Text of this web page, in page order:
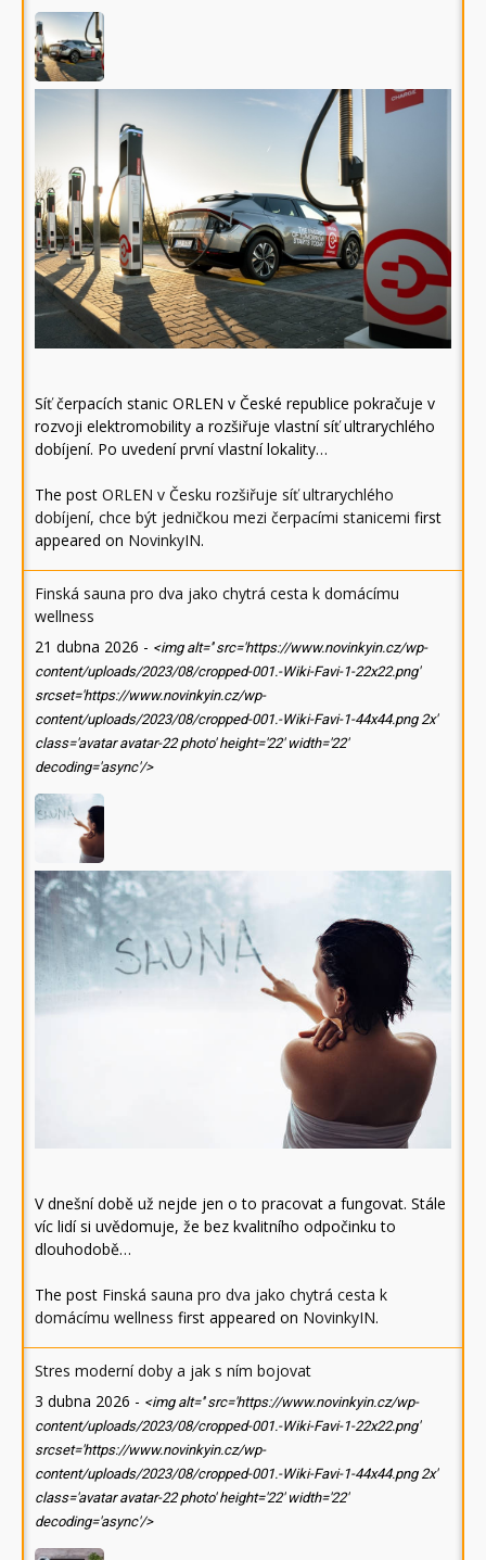
Síť čerpacích stanic ORLEN v České republice pokračuje v
rozvoji elektromobility a rozšiřuje vlastní síť ultrarychlého
dobíjení. Po uvedení první vlastní lokality…
The post ORLEN v Česku rozšiřuje síť ultrarychlého
dobíjení, chce být jedničkou mezi čerpacími stanicemi first
appeared on NovinkyIN.
Finská sauna pro dva jako chytrá cesta k domácímu
wellness
21 dubna 2026 - <img alt='' src='https://www.novinkyin.cz/wp-
content/uploads/2023/08/cropped-001.-Wiki-Favi-1-22x22.png'
srcset='https://www.novinkyin.cz/wp-
content/uploads/2023/08/cropped-001.-Wiki-Favi-1-44x44.png 2x'
class='avatar avatar-22 photo' height='22' width='22'
decoding='async'/>
V dnešní době už nejde jen o to pracovat a fungovat. Stále
víc lidí si uvědomuje, že bez kvalitního odpočinku to
dlouhodobě…
The post Finská sauna pro dva jako chytrá cesta k
domácímu wellness first appeared on NovinkyIN.
Stres moderní doby a jak s ním bojovat
3 dubna 2026 - <img alt='' src='https://www.novinkyin.cz/wp-
content/uploads/2023/08/cropped-001.-Wiki-Favi-1-22x22.png'
srcset='https://www.novinkyin.cz/wp-
content/uploads/2023/08/cropped-001.-Wiki-Favi-1-44x44.png 2x'
class='avatar avatar-22 photo' height='22' width='22'
decoding='async'/>